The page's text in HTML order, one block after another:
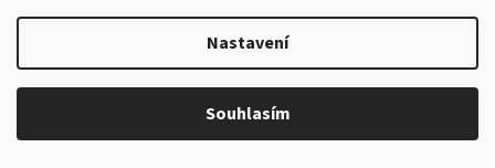
Nastavení
Souhlasím
Un Anno in Campagna šálek na caffè latte a čokoládu
Verona s podšálkem Torino, Verona 350 ml - sada 4 ks